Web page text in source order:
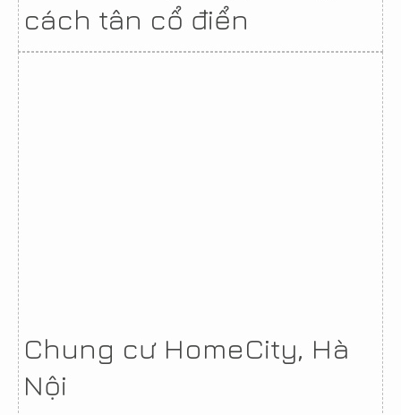
cách tân cổ điển
Chung cư HomeCity, Hà
Nội